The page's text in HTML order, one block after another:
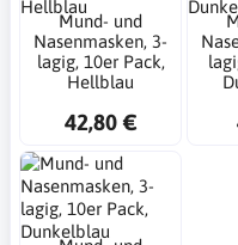
Mund- und
Nasenmasken, 3-
lagig, 10er Pack,
Hellblau
42,80 €